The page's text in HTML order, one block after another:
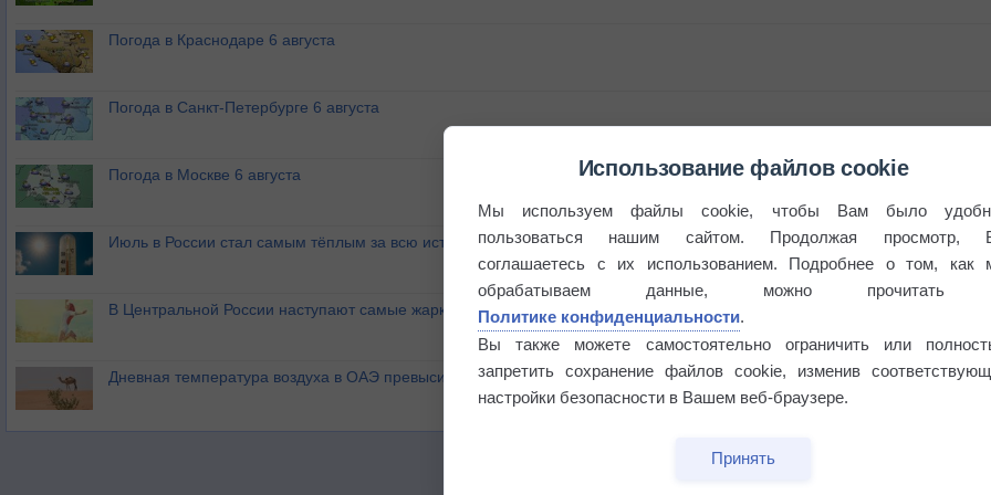
Погода в Краснодаре 6 августа
Погода в Санкт-Петербурге 6 августа
Погода в Москве 6 августа
Июль в России стал самым тёплым за всю историю
В Центральной России наступают самые жаркие дни этого лета
Дневная температура воздуха в ОАЭ превысила +51°
Использование файлов cookie
Мы используем файлы cookie, чтобы Вам было
пользоваться нашим сайтом. Продолжая просмотр,
соглашаетесь с их использованием. Подробнее о том, как
обрабатываем данные, можно прочитать
Политике конфиденциальности.
Вы также можете самостоятельно ограничить или
запретить сохранение файлов cookie, изменив
настройки безопасности в Вашем веб-браузере.
Принять